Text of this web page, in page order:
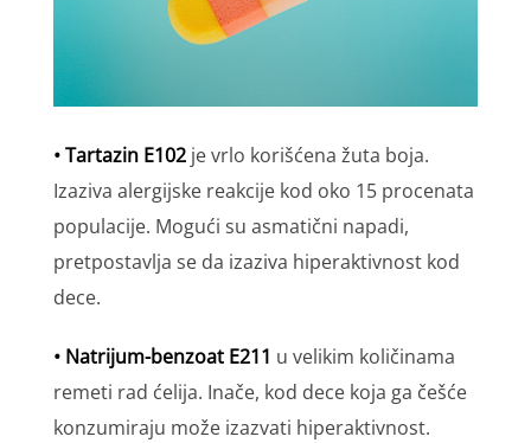
• Tartazin E102 je vrlo korišćena žuta boja.
Izaziva alergijske reakcije kod oko 15 procenata
populacije. Mogući su asmatični napadi,
pretpostavlja se da izaziva hiperaktivnost kod
dece.
• Natrijum-benzoat E211 u velikim količinama
remeti rad ćelija. Inače, kod dece koja ga češće
konzumiraju može izazvati hiperaktivnost.